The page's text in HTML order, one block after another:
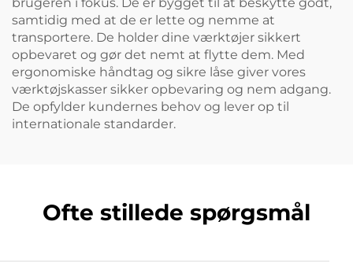
samtidig med at de er lette og nemme at
transportere. De holder dine værktøjer sikkert
opbevaret og gør det nemt at flytte dem. Med
ergonomiske håndtag og sikre låse giver vores
værktøjskasser sikker opbevaring og nem adgang.
De opfylder kundernes behov og lever op til
internationale standarder.
Ofte stillede spørgsmål